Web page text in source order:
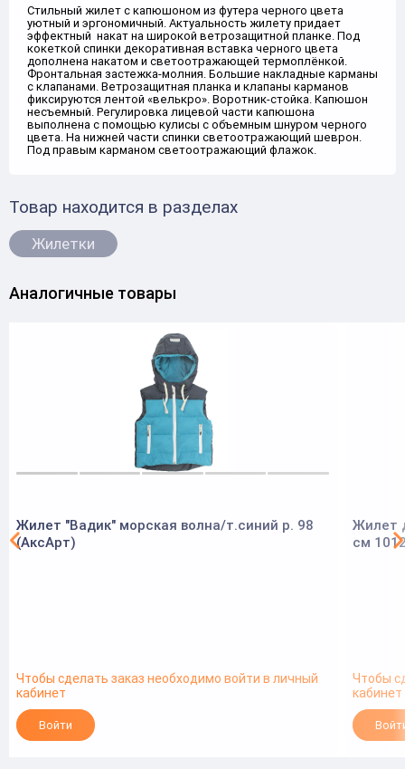
Стильный жилет с капюшоном из футера черного цвета
уютный и эргономичный. Актуальность жилету придает
эффектный накат на широкой ветрозащитной планке. Под
кокеткой спинки декоративная вставка черного цвета
дополнена накатом и светоотражающей термоплёнкой.
Фронтальная застежка-молния. Большие накладные карманы
с клапанами. Ветрозащитная планка и клапаны карманов
фиксируются лентой «велькро». Воротник-стойка. Капюшон
несъемный. Регулировка лицевой части капюшона
выполнена с помощью кулисы с объемным шнуром черного
цвета. На нижней части спинки светоотражающий шеврон.
Под правым карманом светоотражающий флажок.
Товар находится в разделах
Жилетки
Аналогичные товары
Жилет "Вадик" морская волна/т.синий р. 98
(АксАрт)
Чтобы сделать заказ необходимо войти в личный
кабинет
Войти
Жилет
см
Чтобы
кабинет